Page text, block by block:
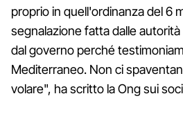
proprio in quell'ordinanza del 6
segnalazione fatta dalle
dal governo perché
Mediterraneo. Non ci
volare", ha scritto la Ong sui